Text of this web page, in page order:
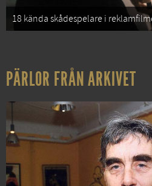
18 kända skådespelare i
PÄRLOR FRÅN ARKIVET